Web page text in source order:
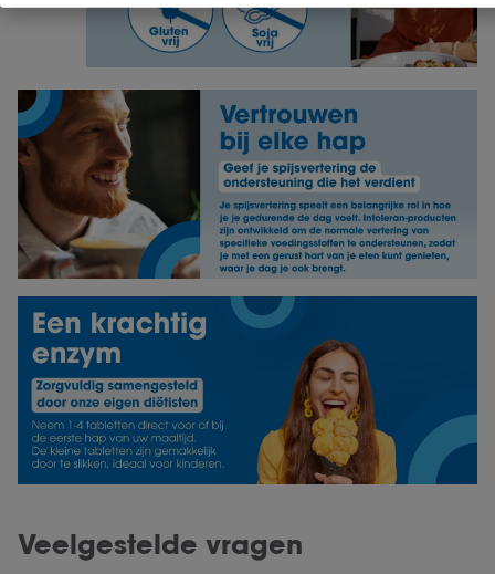
Veelgestelde vragen